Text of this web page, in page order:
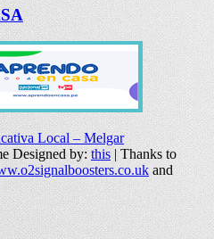
Local – Melgar
Designed by: this| Thanks to
and